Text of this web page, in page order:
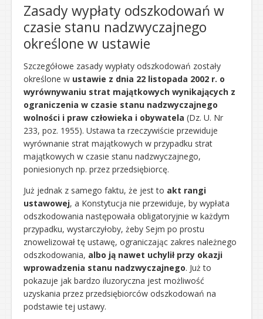
Zasady wypłaty odszkodowań w
czasie stanu nadzwyczajnego
określone w ustawie
Szczegółowe zasady wypłaty odszkodowań zostały
określone w ustawie z dnia 22 listopada 2002 r. o
wyrównywaniu strat majątkowych wynikających z
ograniczenia w czasie stanu nadzwyczajnego
wolności i praw człowieka i obywatela (Dz. U. Nr
233, poz. 1955). Ustawa ta rzeczywiście przewiduje
wyrównanie strat majątkowych w przypadku strat
majątkowych w czasie stanu nadzwyczajnego,
poniesionych np. przez przedsiębiorcę.
Już jednak z samego faktu, że jest to akt rangi
ustawowej, a Konstytucja nie przewiduje, by wypłata
odszkodowania następowała obligatoryjnie w każdym
przypadku, wystarczyłoby, żeby Sejm po prostu
znowelizował tę ustawę, ograniczając zakres należnego
odszkodowania, albo ją nawet uchylił przy okazji
wprowadzenia stanu nadzwyczajnego. Już to
pokazuje jak bardzo iluzoryczna jest możliwość
uzyskania przez przedsiębiorców odszkodowań na
podstawie tej ustawy.